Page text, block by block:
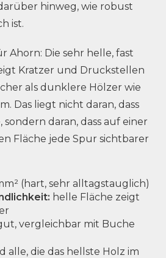
hinweg, wie robust
ist.
Ahorn: Die sehr helle, fast
Kratzer und Druckstellen
als dunklere Hölzer wie
Das liegt nicht daran, dass
daran, dass auf einer
Fläche jede Spur sichtbarer
(hart, sehr alltagstauglich)
helle Fläche zeigt
vergleichbar mit Buche
alle, die das hellste Holz im